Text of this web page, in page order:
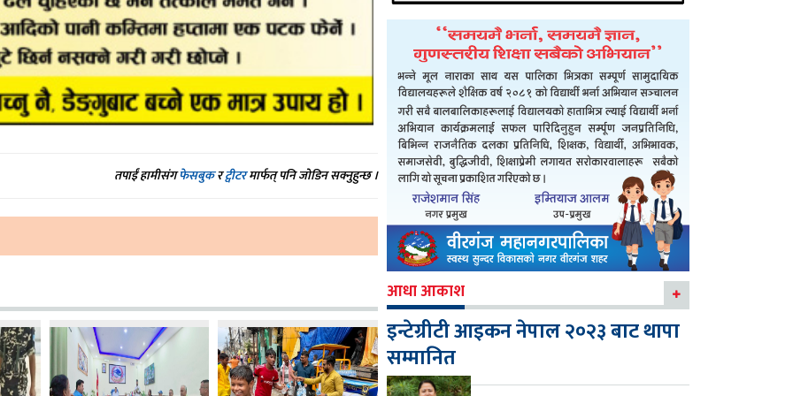
तपाईं हामीसंगफेसबुकरट्वीटरमार्फत् पनि जोडिन सक्नुहुन्छ ।
आधा आकाश
इन्टेग्रीटी आइकन नेपाल २०२३ बाट थापा
सम्मानित